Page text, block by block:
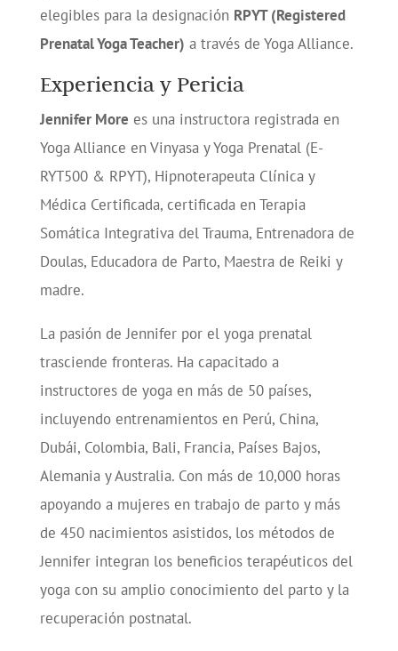
elegibles para la designación RPYT (Registered
Prenatal Yoga Teacher) a través de Yoga Alliance.
Experiencia y Pericia
Jennifer More es una instructora registrada en
Yoga Alliance en Vinyasa y Yoga Prenatal (E-
RYT500 & RPYT), Hipnoterapeuta Clínica y
Médica Certificada, certificada en Terapia
Somática Integrativa del Trauma, Entrenadora de
Doulas, Educadora de Parto, Maestra de Reiki y
madre.
La pasión de Jennifer por el yoga prenatal
trasciende fronteras. Ha capacitado a
instructores de yoga en más de 50 países,
incluyendo entrenamientos en Perú, China,
Dubái, Colombia, Bali, Francia, Países Bajos,
Alemania y Australia. Con más de 10,000 horas
apoyando a mujeres en trabajo de parto y más
de 450 nacimientos asistidos, los métodos de
Jennifer integran los beneficios terapéuticos del
yoga con su amplio conocimiento del parto y la
recuperación postnatal.